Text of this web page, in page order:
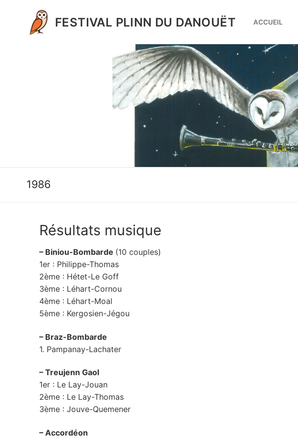
FESTIVAL PLINN DU DANOUËT ACCUEIL
1986
Résultats musique
– Biniou-Bombarde (10 couples)
1er : Philippe-Thomas
2ème : Hétet-Le Goff
3ème : Léhart-Cornou
4ème : Léhart-Moal
5ème : Kergosien-Jégou
– Braz-Bombarde
1. Pampanay-Lachater
– Treujenn Gaol
1er : Le Lay-Jouan
2ème : Le Lay-Thomas
3ème : Jouve-Quemener
– Accordéon